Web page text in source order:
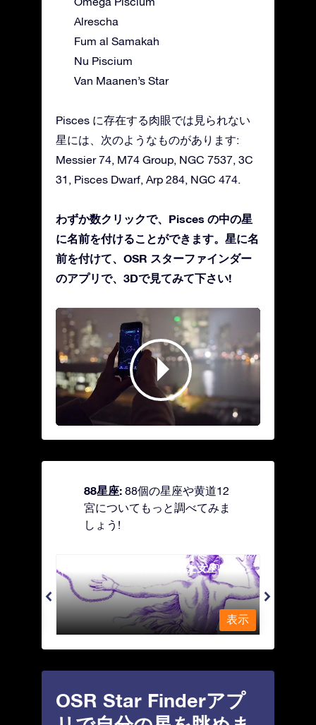
Alrescha
Fum al Samakah
Nu Piscium
Van Maanen’s Star
Pisces に存在する肉眼では見られない
星には、次のようなものがあります:
Messier 74, M74 Group, NGC 7537, 3C
31, Pisces Dwarf, Arp 284, NGC 474.
わずか数クリックで、Pisces の中の星
に名前を付けることができます。星に名
前を付けて、OSR スターファインダー
のアプリで、3Dで見てみて下さい!
88星座: 88個の星座や黄道12
宮についてもっと調べてみま
しょう!
Andromeda - 鎖で縛られた女座
表示
OSR Star Finderアプ